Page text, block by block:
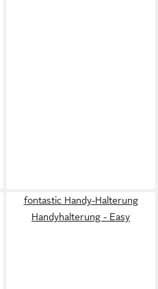
fontastic Handy-Halterung
Handyhalterung - Easy